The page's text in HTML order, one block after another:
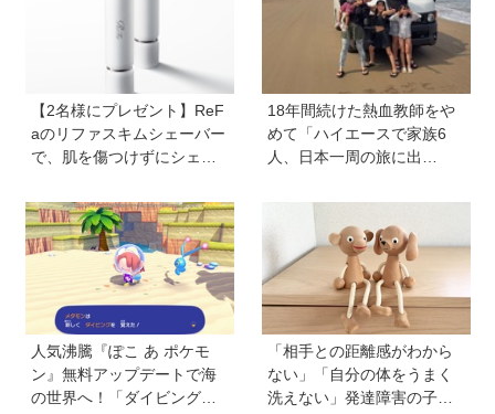
【2名様にプレゼント】ReF
aのリファスキムシェーバー
で、肌を傷つけずにシェー
に入れて！
18年間続けた熱血教師をや
めて「ハイエースで家族6
人、日本一周の旅に出
きっかけに、新たな一歩を
踏み出した教師夫妻の決断
人気沸騰『ぽこ あ ポケモ
ン』無料アップデートで海
の世界へ！「ダイビング」
「相手との距離感がわから
ない」「自分の体をうまく
洗えない」発達障害の子ど